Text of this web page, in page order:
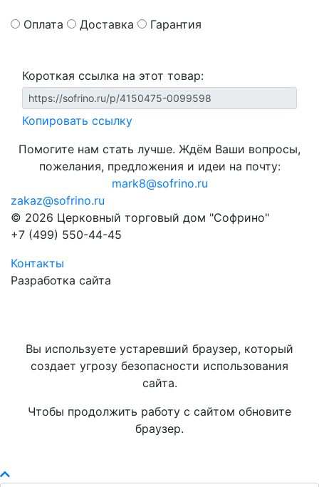
Оплата Доставка Гарантия
Короткая ссылка на этот товар:
Копировать ссылку
Помогите нам стать лучше. Ждём Ваши вопросы,
пожелания, предложения и идеи на почту:
mark8@sofrino.ru
zakaz@sofrino.ru
© 2026 Церковный торговый дом "Софрино"
+7 (499) 550-44-45
Контакты
Разработка сайта
Вы используете устаревший браузер, который
создает угрозу безопасности использования
сайта.
Чтобы продолжить работу с сайтом обновите
браузер.